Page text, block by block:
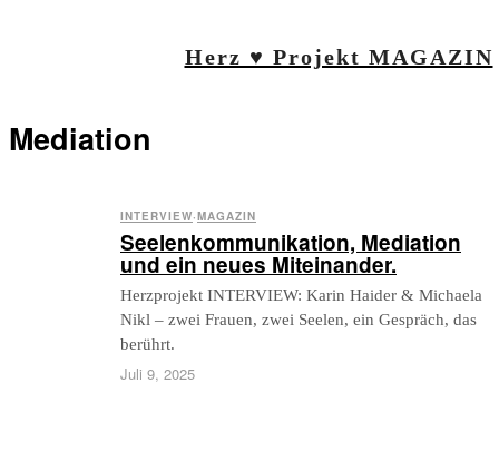
Herz ♥ Projekt MAGAZIN
Mediation
INTERVIEW·MAGAZIN
Seelenkommunikation, Mediation
und ein neues Miteinander.
Herzprojekt INTERVIEW: Karin Haider & Michaela
Nikl – zwei Frauen, zwei Seelen, ein Gespräch, das
berührt.
Juli 9, 2025